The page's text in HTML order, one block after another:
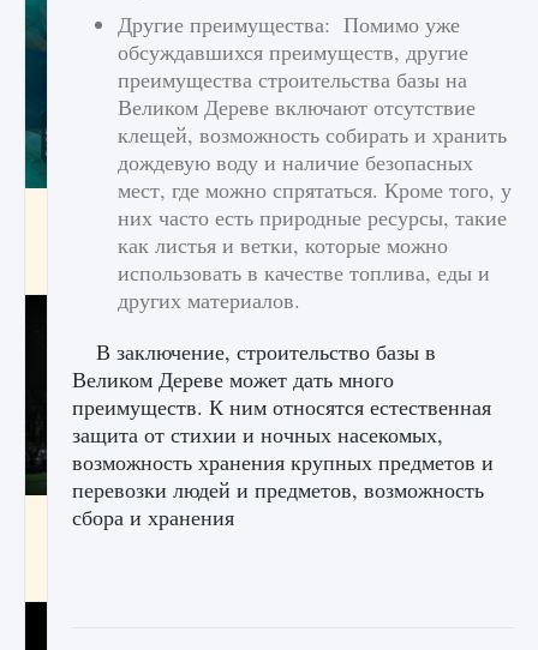
Как приручить существ из степей Тамура в
игре Creatures of Ava
9 августа 2024 1 164 0 0
Как исправить ошибку EA FC 25 beta,
Другие преимущества: Помимо уже
обсуждавшихся преимуществ, другие
преимущества строительства базы на
Великом Дереве включают отсутствие
клещей, возможность собирать и хранить
дождевую воду и наличие безопасных
мест, где можно спрятаться. Кроме того, у
них часто есть природные ресурсы, такие
как листья и ветки, которые можно
использовать в качестве топлива, еды и
других материалов.
В заключение, строительство базы в
Великом Дереве может дать много
преимуществ. К ним относятся естественная
защита от стихии и ночных насекомых,
возможность хранения крупных предметов и
перевозки людей и предметов, возможность
сбора и хранения